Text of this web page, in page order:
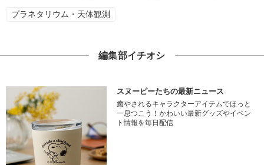
プラネタリウム・天体観測
編集部イチオシ
スヌーピーたちの最新ニュース
癒やされるキャラクターアイテムでほっと
一息つこう！かわいい最新グッズやイベン
ト情報を毎日配信